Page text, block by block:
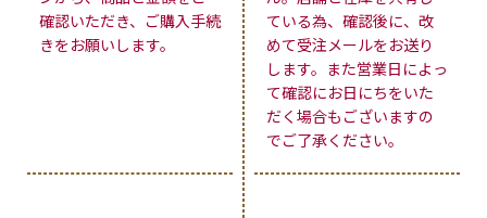
確認いただき、ご購入手続
きをお願いします。
ている為、確認後に、改
めて受注メールをお送り
します。また営業日によっ
て確認にお日にちをいた
だく場合もございますの
でご了承ください。